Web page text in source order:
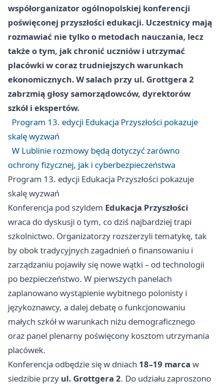
współorganizator ogólnopolskiej konferencji
poświęconej przyszłości edukacji. Uczestnicy mają
rozmawiać nie tylko o metodach nauczania, lecz
także o tym, jak chronić uczniów i utrzymać
placówki w coraz trudniejszych warunkach
ekonomicznych. W salach przy ul. Grottgera 2
zabrzmią głosy samorządowców, dyrektorów
szkół i ekspertów.
Program 13. edycji Edukacja Przyszłości pokazuje
skalę wyzwań
W Lublinie rozmowy będą dotyczyć zarówno
ochrony fizycznej, jak i cyberbezpieczeństwa
Program 13. edycji Edukacja Przyszłości pokazuje
skalę wyzwań
Konferencja pod szyldem Edukacja Przyszłości
wraca do dyskusji o tym, co dziś najbardziej trapi
szkolnictwo. Organizatorzy rozszerzyli tematykę, tak
by obok tradycyjnych zagadnień o finansowaniu i
zarządzaniu pojawiły się nowe wątki – od technologii
po bezpieczeństwo. W pierwszych panelach
zaplanowano wystąpienie wybitnego polonisty i
językoznawcy, a dalej debatę o funkcjonowaniu
małych szkół w warunkach niżu demograficznego
oraz panel plenarny poświęcony kosztom utrzymania
placówek.
Konferencja odbędzie się w dniach 18–19 marca w
siedzibie przy ul. Grottgera 2. Do udziału zaproszono